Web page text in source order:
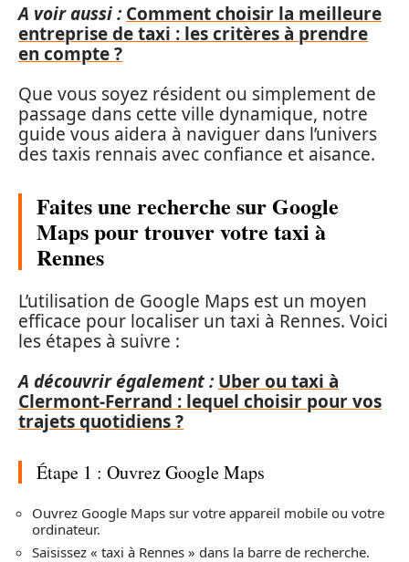
A voir aussi : Comment choisir la meilleure
entreprise de taxi : les critères à prendre
en compte ?
Que vous soyez résident ou simplement de
passage dans cette ville dynamique, notre
guide vous aidera à naviguer dans l’univers
des taxis rennais avec confiance et aisance.
Faites une recherche sur Google
Maps pour trouver votre taxi à
Rennes
L’utilisation de Google Maps est un moyen
efficace pour localiser un taxi à Rennes. Voici
les étapes à suivre :
A découvrir également : Uber ou taxi à
Clermont-Ferrand : lequel choisir pour vos
trajets quotidiens ?
Étape 1 : Ouvrez Google Maps
Ouvrez Google Maps sur votre appareil mobile ou votre
ordinateur.
Saisissez « taxi à Rennes » dans la barre de recherche.